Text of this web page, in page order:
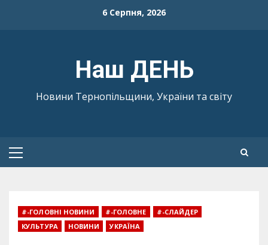
6 Серпня, 2026
Наш ДЕНЬ
Новини Тернопільщини, України та світу
Primary
#-ГОЛОВНІ НОВИНИ #-ГОЛОВНЕ
#-СЛАЙДЕР
КУЛЬТУРА
НОВИНИ УКРАЇНА